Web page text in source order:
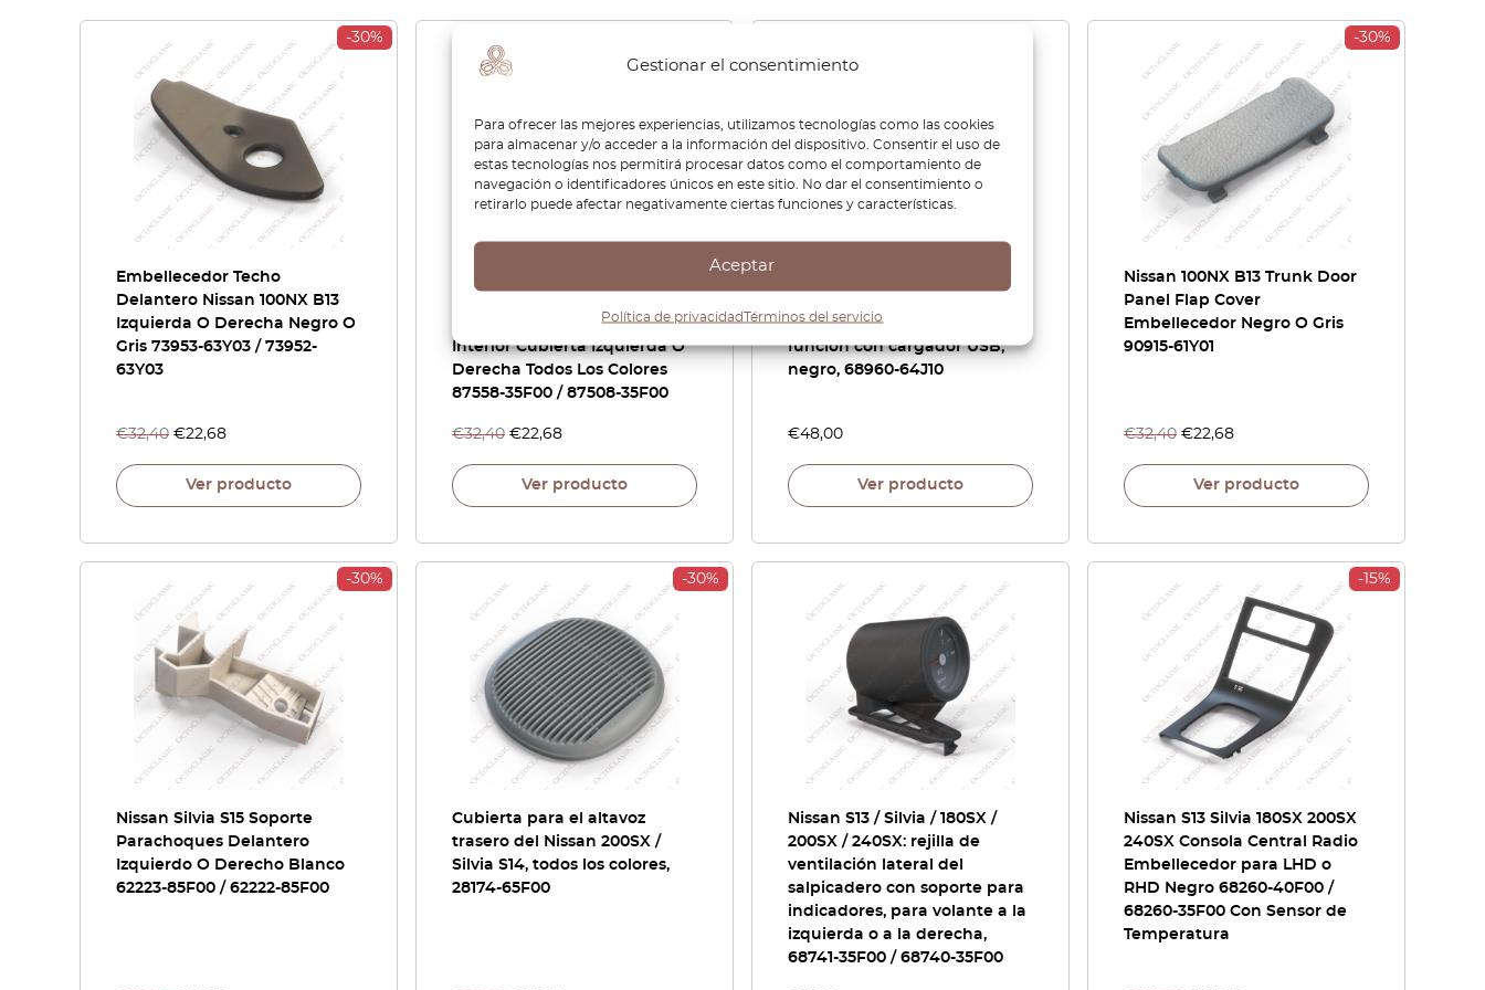
Gestionar el consentimiento
Para ofrecer las mejores experiencias, utilizamos tecnologías como las cookies
para almacenar y/o acceder a la información del dispositivo. Consentir el uso de
estas tecnologías nos permitirá procesar datos como el comportamiento de
navegación o identificadores únicos en este sitio. No dar el consentimiento o
retirarlo puede afectar negativamente ciertas funciones y características.
Aceptar
Política de privacidadTérminos del servicio
-30%
Embellecedor Techo
Delantero Nissan 100NX B13
Izquierda O Derecha Negro O
Gris 73953-63Y03 / 73952-
63Y03
€32,40 €22,68
Ver producto
Delantero Trasero Carril
Interior Cubierta Izquierda O
Derecha Todos Los Colores
87558-35F00 / 87508-35F00
€32,40 €22,68
Ver producto
Botón de salpicadero sin
función con cargador USB,
negro, 68960-64J10
€48,00
Ver producto
-30%
Nissan 100NX B13 Trunk Door
Panel Flap Cover
Embellecedor Negro O Gris
90915-61Y01
€32,40 €22,68
Ver producto
-30%
Nissan Silvia S15 Soporte
Parachoques Delantero
Izquierdo O Derecho Blanco
62223-85F00 / 62222-85F00
-30%
Cubierta para el altavoz
trasero del Nissan 200SX /
Silvia S14, todos los colores,
28174-65F00
Nissan S13 / Silvia / 180SX /
200SX / 240SX: rejilla de
ventilación lateral del
salpicadero con soporte para
indicadores, para volante a la
izquierda o a la derecha,
68741-35F00 / 68740-35F00
-15%
Nissan S13 Silvia 180SX 200SX
240SX Consola Central Radio
Embellecedor para LHD o
RHD Negro 68260-40F00 /
68260-35F00 Con Sensor de
Temperatura